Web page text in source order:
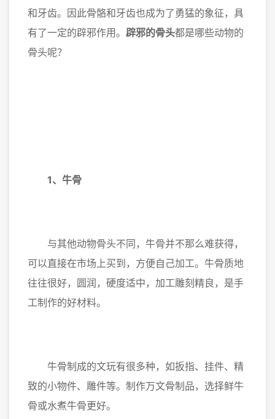
和牙齿。因此骨骼和牙齿也成为了勇猛的象征，具
有了一定的辟邪作用。 辟邪的骨头都是哪些动物的
骨头呢？
1、牛骨
与其他动物骨头不同，牛骨并不那么难获得，
可以直接在市场上买到，方便自己加工。牛骨质地
往往很好，圆润，硬度适中，加工雕刻精良，是手
工制作的好材料。
牛骨制成的文玩有很多种，如扳指、挂件、精
致的小物件、雕件等。制作万文骨制品，选择鲜牛
骨或水煮牛骨更好。